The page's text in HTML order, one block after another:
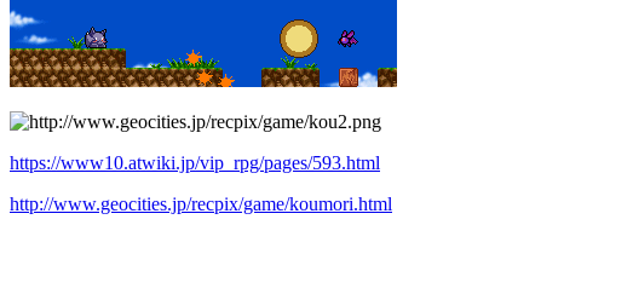
https://www10.atwiki.jp/vip_rpg/pages/593.html
http://www.geocities.jp/recpix/game/koumori.html